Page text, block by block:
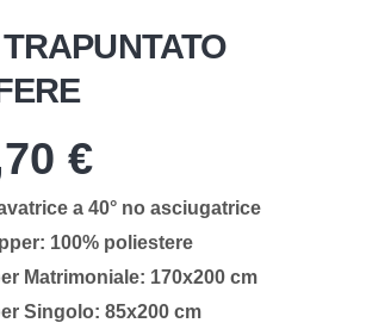
€
a 40° no asciugatrice
100% poliestere
Matrimoniale: 170x200 cm
Singolo: 85x200 cm